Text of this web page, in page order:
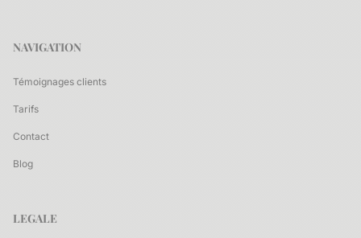
NAVIGATION
Témoignages clients
Tarifs
Contact
Blog
LEGALE